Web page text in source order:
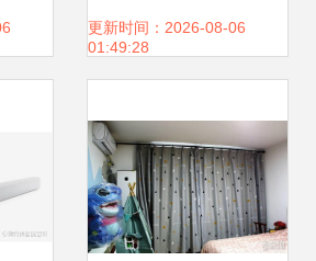
验
居的便捷之选
更新时间：2026-08-06
01:49:28